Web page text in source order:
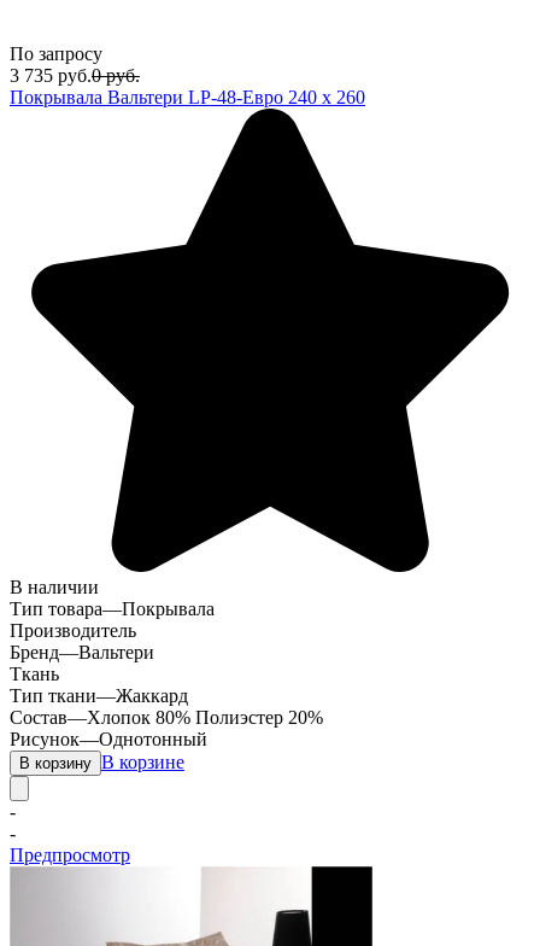
По запросу
3 735 руб.0 руб.
Покрывала Вальтери LP-48-Евро 240 х 260
В наличии
Тип товара—Покрывала
Производитель
Бренд—Вальтери
Ткань
Тип ткани—Жаккард
Состав—Хлопок 80% Полиэстер 20%
Рисунок—Однотонный
В корзину В корзине
-
-
Предпросмотр